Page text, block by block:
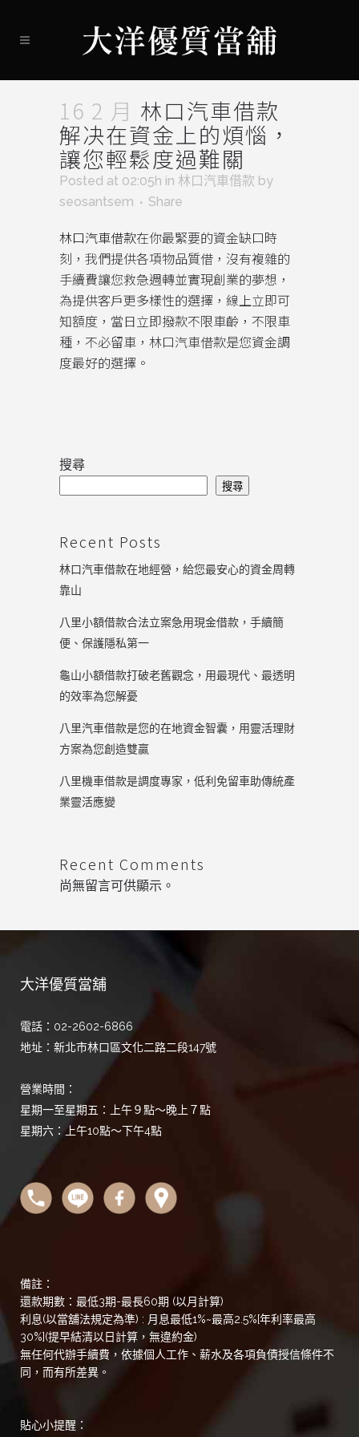
16 2 月 林口汽車借款
解决在資金上的煩惱，
讓您輕鬆度過難關
Posted at 02:05h in 林口汽車借款 by
seosantsem
Share
林口汽車借款在你最緊要的資金缺口時
刻，我們提供各項物品質借，沒有複雜的
手續費讓您救急週轉並實現創業的夢想，
為提供客戶更多樣性的選擇，線上立即可
知額度，當日立即撥款不限車齡，不限車
種，不必留車，林口汽車借款是您資金調
度最好的選擇。
搜尋
搜尋
Recent Posts
林口汽車借款在地經營，給您最安心的資金周轉
靠山
八里小額借款合法立案急用現金借款，手續簡
便、保護隱私第一
龜山小額借款打破老舊觀念，用最現代、最透明
的效率為您解憂
八里汽車借款是您的在地資金智囊，用靈活理財
方案為您創造雙贏
八里機車借款是調度專家，低利免留車助傳統產
業靈活應變
Recent Comments
尚無留言可供顯示。
大洋優質當舖
電話：02-2602-6866
地址：新北市林口區文化二路二段147號
營業時間：
星期一至星期五：上午９點～晚上７點
星期六：上午10點～下午4點
備註：
還款期數：最低3期-最長60期 (以月計算)
利息(以當舖法規定為準) : 月息最低1%~最高2.5%[年利率最高
30%](提早結清以日計算，無違約金)
無任何代辦手續費，依據個人工作、薪水及各項負債授信條件不
同，而有所差異。
貼心小提醒：